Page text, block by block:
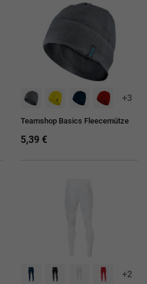
+3
Teamshop Basics Fleecemütze
5,39 €
+2